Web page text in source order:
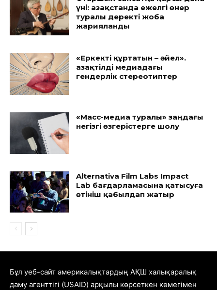
үні: Қазақстанда ежелгі өнер
туралы деректі жоба
жарияланды
«Еркекті құртатын – әйел».
Қазақтілді медиадағы
гендерлік стереотиптер
«Масс-медиа туралы» заңдағы
негізгі өзгерістерге шолу
Alternativa Film Labs Impact
Lab бағдарламасына қатысуға
өтініш қабылдап жатыр
Бұл уеб-сайт америкалықтардың АҚШ халықаралық
даму агенттігі (USAID) арқылы көрсеткен көмегімен